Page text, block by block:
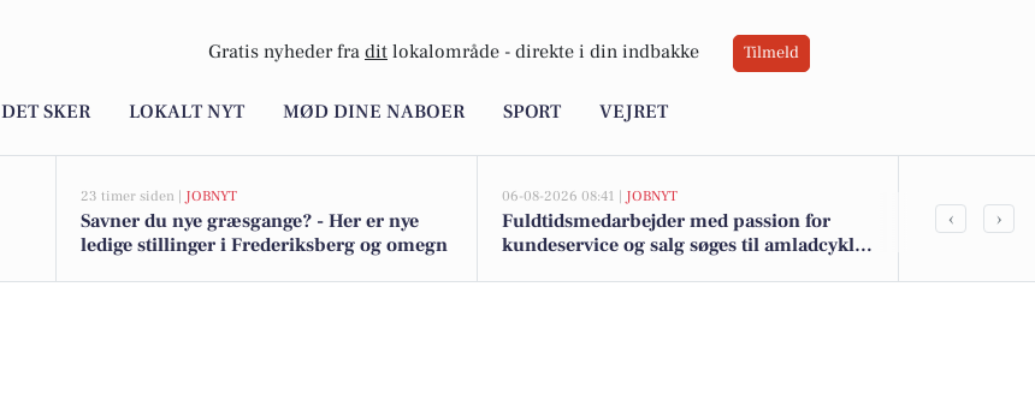
Gratis nyheder fra dit lokalområde - direkte i din indbakke Tilmeld
DET SKER LOKALT NYT MØD DINE NABOER SPORT VEJRET
23 timer siden | JOBNYT
Savner du nye græsgange? - Her er nye
ledige stillinger i Frederiksberg og omegn
06-08-2026 08:41 | JOBNYT
Fuldtidsmedarbejder med passion for
kundeservice og salg søges til amladcykler
‹ ›